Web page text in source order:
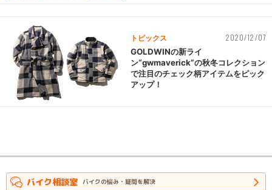
トピックス 2020/12/07
GOLDWINの新ライ
ン“gwmaverick”の秋冬コレクション
で注目のチェック柄アイテムをピック
アップ！
バイク相談室 バイクの悩み・疑問を解決